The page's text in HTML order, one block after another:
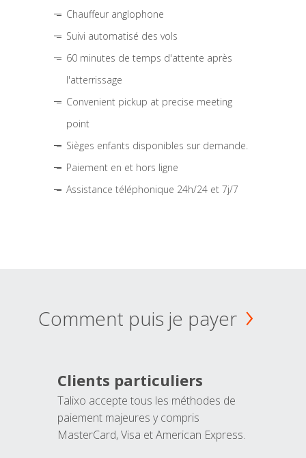
Chauffeur anglophone
Suivi automatisé des vols
60 minutes de temps d'attente après
l'atterrissage
Convenient pickup at precise meeting
point
Sièges enfants disponibles sur demande.
Paiement en et hors ligne
Assistance téléphonique 24h/24 et 7j/7
Comment puis je payer
Clients particuliers
Talixo accepte tous les méthodes de
paiement majeures y compris
MasterCard, Visa et American Express.